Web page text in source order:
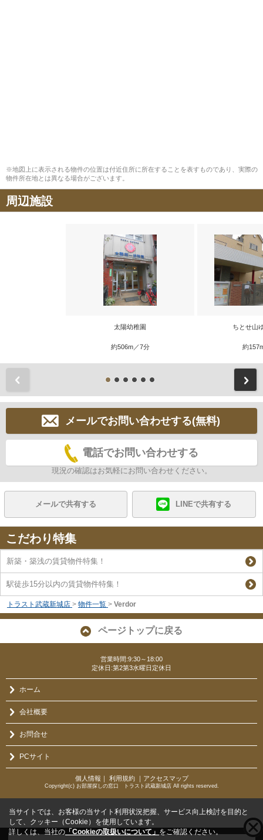
※地図上に表示される物件の位置は付近住所に所在することを表すものであり、実際の
物件所在地とは異なる場合がございます。
周辺施設
太陽幼稚園
約506m／7分
ちとせ山
約
メールでお問い合わせする(無料)
電話でお問い合わせする
現況の確認はお気軽にお問い合わせください。
メールで共有する LINEで共有する
こだわり特集
新築・築浅の賃貸物件特集！
駅徒歩15分以内の賃貸物件特集！
トラスト武蔵新城店 > 物件一覧 > Verdor
ページトップに戻る
営業時間:9:30～18:00
定休日:第2第3水曜日定休日
ホーム
会社概要
お問合せ
PCサイト
個人情報 利用規約｜ アクセスマップ
Copyright(c) お部屋探しの窓口 トラスト武蔵新城店 All rights reserved.
当サイトでは、お客様の当サイト利用状況把握、サービス向上検討を目的と
して、クッキー（Cookie）を使用しています。
詳しくは、当社の 「Cookieの取扱いについて」 をご確認ください。